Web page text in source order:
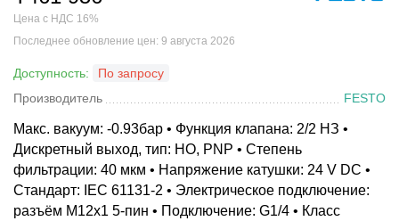
Цена с НДС 16%
Последнее обновление цен: 9 августа 2026
Доступность:
По запросу
Производитель
FESTO
Макс. вакуум: -0.93бар • Функция клапана: 2/2 НЗ •
Дискретный выход, тип: НО, PNP • Степень
фильтрации: 40 мкм • Напряжение катушки: 24 V DC •
Стандарт: IEC 61131-2 • Электрическое подключение:
разъём M12x1 5-пин • Подключение: G1/4 • Класс